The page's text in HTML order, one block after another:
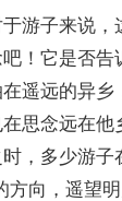
游子来说，
！它是否告
遥远的异乡
思念远在他
，多少游子
方向，遥望